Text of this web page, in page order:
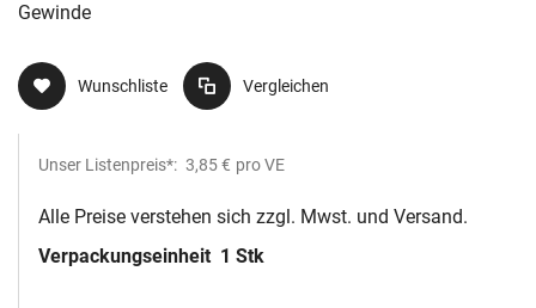
Gewinde
Wunschliste Vergleichen
Unser Listenpreis*: 3,85 € pro VE
Alle Preise verstehen sich zzgl. Mwst. und Versand.
Verpackungseinheit 1 Stk